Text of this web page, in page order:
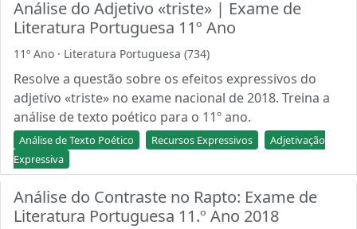
Análise do Adjetivo «triste» | Exame de
Literatura Portuguesa 11º Ano
11º Ano · Literatura Portuguesa (734)
Resolve a questão sobre os efeitos expressivos do
adjetivo «triste» no exame nacional de 2018. Treina a
análise de texto poético para o 11º ano.
Análise de Texto Poético Recursos Expressivos
Adjetivação
Expressiva
Análise do Contraste no Rapto: Exame de
Literatura Portuguesa 11.º Ano 2018